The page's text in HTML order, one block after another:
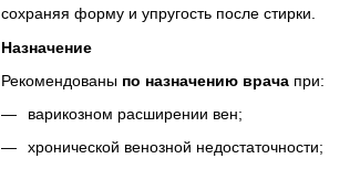
сохраняя форму и упругость после стирки.
Назначение
Рекомендованы по назначению врача при:
варикозном расширении вен;
хронической венозной недостаточности;